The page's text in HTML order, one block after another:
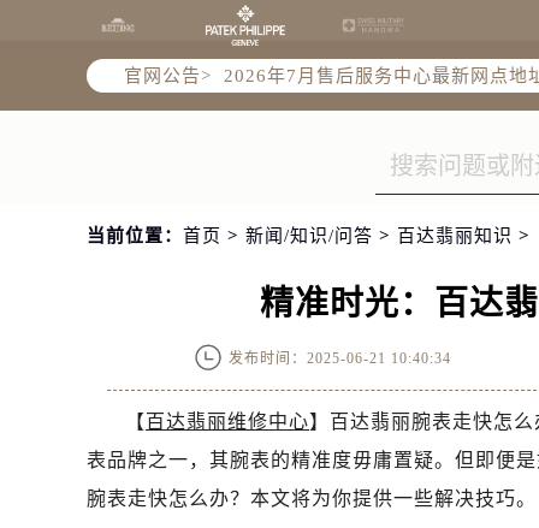
官网公告>
官方全国统一服务热线，服务覆盖
2026年7月售后服务中心最新网点地
北京市东城区东长安街1号东方广场
北京市朝阳区建国门外大街甲6号华
上海市徐汇区虹桥路3号港汇中心写
南京市秦淮区中山南路1号（新街口
徐州市鼓楼区淮海东路29号苏宁广
泰州市海陵区永定东路399号置地商
宁波市江北区大闸南路500号来福士
金华市金东区东市南街777号金华
当前位置： 首页 > 新闻/知识/问答 > 百达翡丽知识 >
精准时光：百达
发布时间：2025-06-21 10:40:34
【百达翡丽维修中心】百达翡丽腕表走快怎
表品牌之一，其腕表的精准度毋庸置疑。但即便
腕表走快怎么办？本文将为你提供一些解决技巧。